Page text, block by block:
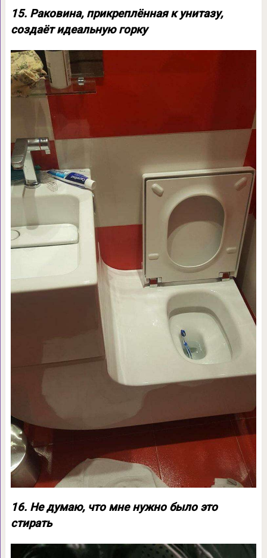
15. Раковина, прикреплённая к унитазу,
создаёт идеальную горку
16. Не думаю, что мне нужно было это
стирать